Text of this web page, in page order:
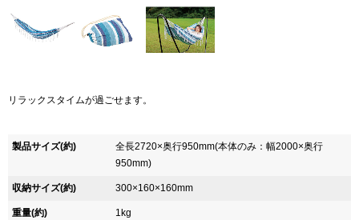
リラックスタイムが過ごせます。
製品サイズ(約)
全長2720×奥行950mm(本体のみ：幅2000×奥行
950mm)
収納サイズ(約) 300×160×160mm
重量(約) 1kg